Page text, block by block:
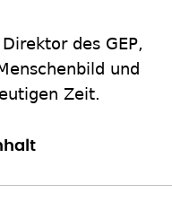
des GEP,
und
Zeit.